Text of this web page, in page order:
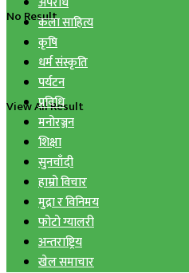
No Result
View All Result
कला साहित्य
कृषि
धर्म संस्कृति
पर्यटन
प्रविधि
मनोरञ्जन
शिक्षा
सुनचाँदी
हाम्रो विचार
मुद्रा र विनिमय
फोटो ग्यालरी
अन्तराष्ट्रिय
खेल समाचार